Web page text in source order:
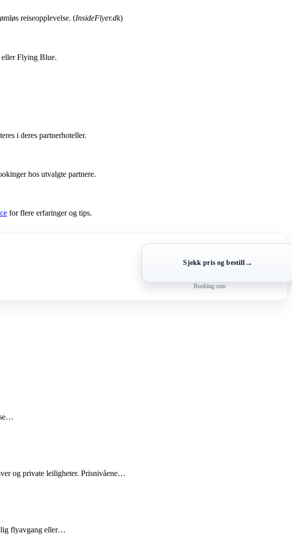
reiseopplevelse. (InsideFlyer.dk)
eller Flying Blue.
i deres partnerhoteller.
hos utvalgte partnere.
for flere erfaringer og tips.
Sjekk pris og bestill →
Booking.com
og private leiligheter. Prisnivåene…
flyavgang eller…